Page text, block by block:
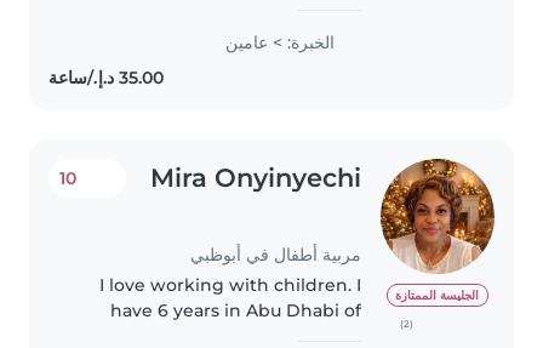
for toddlers. Loves drawing,
reading, and crafts. Comfortable
with light cooking and chores..
الخبرة: > عامين
الجليسة الممتازة
(2)
Mira Onyinyechi
مربية أطفال في أبوظبي
10
I love working with children. I
have 6 years in Abu Dhabi of